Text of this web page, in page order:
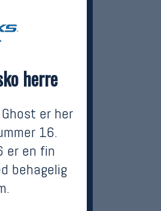
herre
er her
16.
er en fin
behagelig